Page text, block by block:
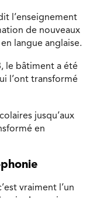
l’enseignement
de nouveaux
langue anglaise.
le bâtiment a été
l’ont transformé
jusqu’aux
en
vraiment l’un